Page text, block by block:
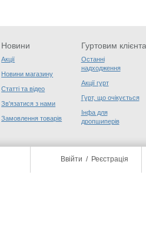
Ввійти / Реєстрація
Новини
Акції
Новини магазину
Статті та відео
Зв'язатися з нами
Замовлення товарів
Гуртовим
Останні
надходження
Акції гурт
Гурт, що очікується
Інфа для
дропшиперів